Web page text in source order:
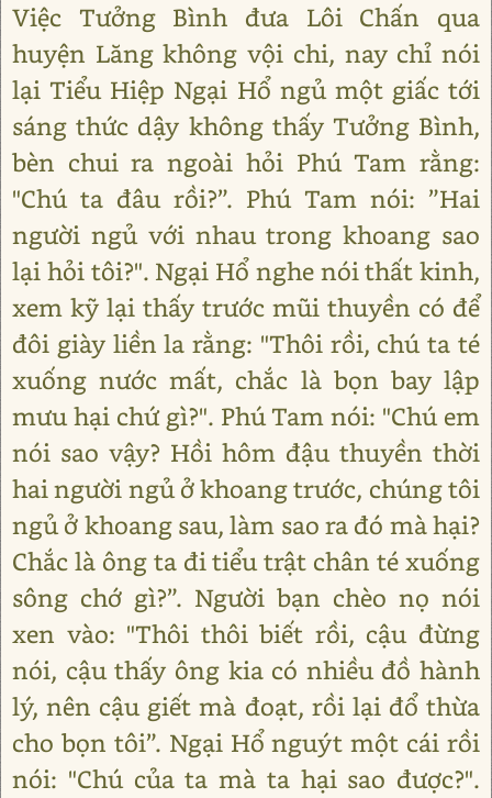
Việc Tưởng Bình đưa Lôi Chấn qua
huyện Lăng không vội chi, nay chỉ nói
lại Tiểu Hiệp Ngại Hổ ngủ một giấc tới
sáng thức dậy không thấy Tưởng Bình,
bèn chui ra ngoài hỏi Phú Tam rằng:
"Chú ta đâu rồi?”. Phú Tam nói: ”Hai
người ngủ với nhau trong khoang sao
lại hỏi tôi?". Ngại Hổ nghe nói thất kinh,
xem kỹ lại thấy trước mũi thuyền có để
đôi giày liền la rằng: "Thôi rồi, chú ta té
xuống nước mất, chắc là bọn bay lập
mưu hại chứ gì?". Phú Tam nói: "Chú em
nói sao vậy? Hồi hôm đậu thuyền thời
hai người ngủ ở khoang trước, chúng tôi
ngủ ở khoang sau, làm sao ra đó mà hại?
Chắc là ông ta đi tiểu trật chân té xuống
sông chớ gì?”. Người bạn chèo nọ nói
xen vào: "Thôi thôi biết rồi, cậu đừng
nói, cậu thấy ông kia có nhiều đồ hành
lý, nên cậu giết mà đoạt, rồi lại đổ thừa
cho bọn tôi”. Ngại Hổ nguýt một cái rồi
nói: "Chú của ta mà ta hại sao được?".